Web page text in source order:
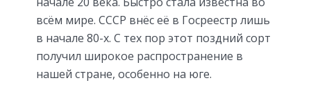
всём мире. СССР внёс её в Госреестр лишь
в начале 80-х. С тех пор этот поздний сорт
получил широкое распространение в
нашей стране, особенно на юге.